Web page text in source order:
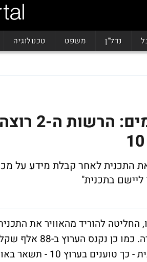
נדל"ן משפט טכנולוגיה
בגלל
בתכנית"
החליטה להוריד מהאוויר את
10, בשל מכירת
בערוץ 10 - תשאר באוויר.